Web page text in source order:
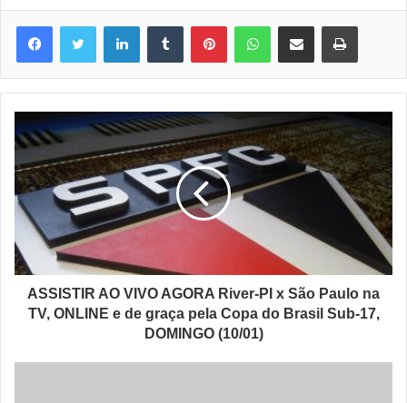
LinkedinTumblr PinterestWhatsAppCompartilhar via e-mail Imprimir
ASSISTIR AO VIVO AGORA River-PI x São Paulo na
TV, ONLINE e de graça pela Copa do Brasil Sub-17,
DOMINGO (10/01)